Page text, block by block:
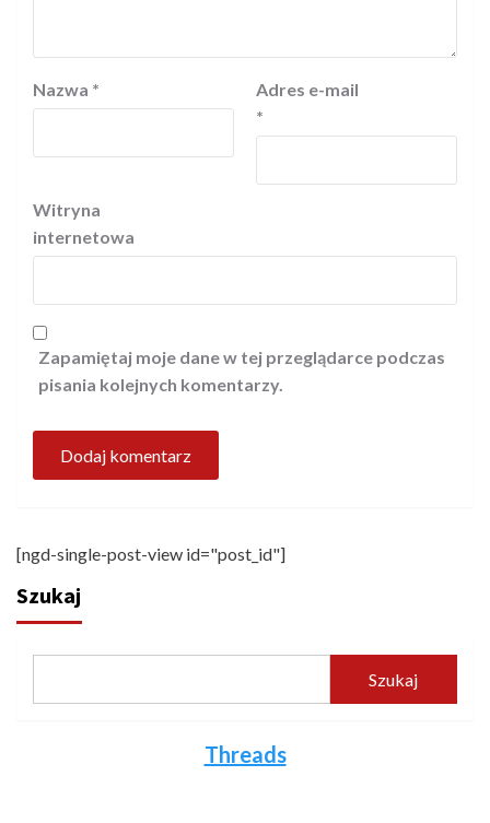
Nazwa *
Adres e-mail
*
Witryna
internetowa
Zapamiętaj moje dane w tej przeglądarce podczas
pisania kolejnych komentarzy.
[ngd-single-post-view id="post_id"]
Szukaj
Szukaj
Threads